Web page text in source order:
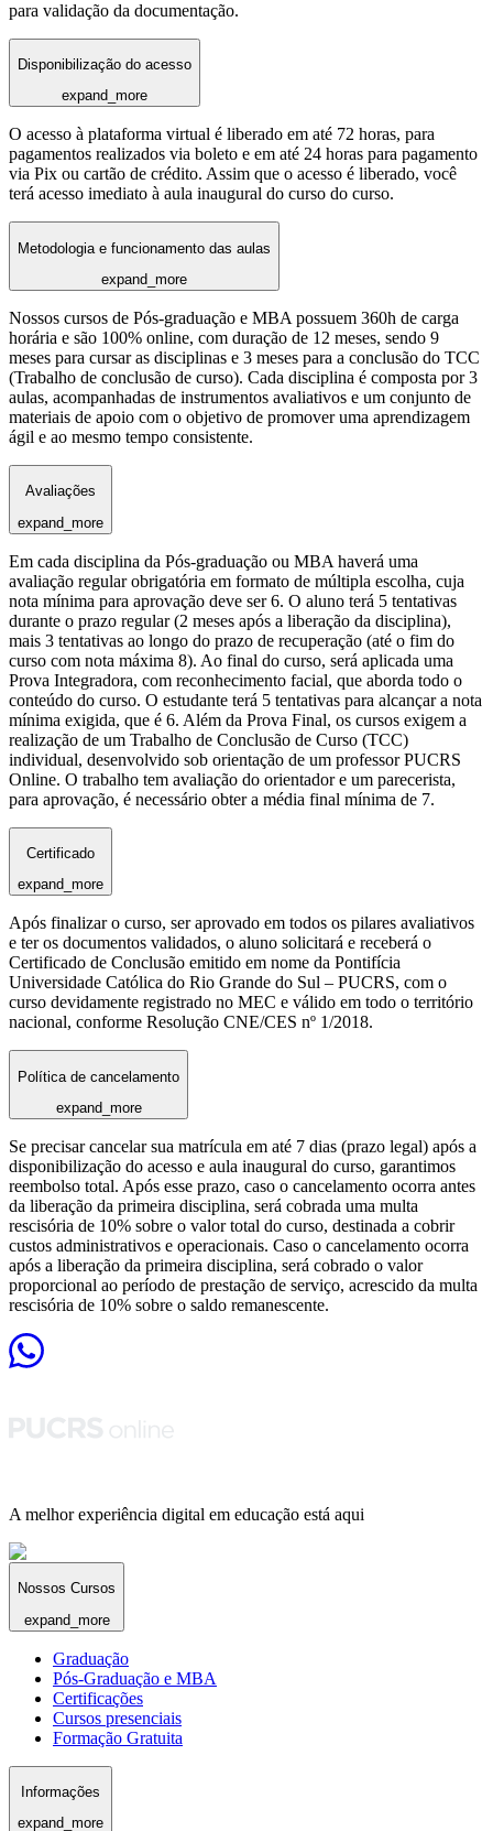
para validação da documentação.
Disponibilização do acesso
expand_more
O acesso à plataforma virtual é liberado em até 72 horas, para
pagamentos realizados via boleto e em até 24 horas para pagamento
via Pix ou cartão de crédito. Assim que o acesso é liberado, você
terá acesso imediato à aula inaugural do curso do curso.
Metodologia e funcionamento das aulas
expand_more
Nossos cursos de Pós-graduação e MBA possuem 360h de carga
horária e são 100% online, com duração de 12 meses, sendo 9
meses para cursar as disciplinas e 3 meses para a conclusão do TCC
(Trabalho de conclusão de curso). Cada disciplina é composta por 3
aulas, acompanhadas de instrumentos avaliativos e um conjunto de
materiais de apoio com o objetivo de promover uma aprendizagem
ágil e ao mesmo tempo consistente.
Avaliações
expand_more
Em cada disciplina da Pós-graduação ou MBA haverá uma
avaliação regular obrigatória em formato de múltipla escolha, cuja
nota mínima para aprovação deve ser 6. O aluno terá 5 tentativas
durante o prazo regular (2 meses após a liberação da disciplina),
mais 3 tentativas ao longo do prazo de recuperação (até o fim do
curso com nota máxima 8). Ao final do curso, será aplicada uma
Prova Integradora, com reconhecimento facial, que aborda todo o
conteúdo do curso. O estudante terá 5 tentativas para alcançar a nota
mínima exigida, que é 6. Além da Prova Final, os cursos exigem a
realização de um Trabalho de Conclusão de Curso (TCC)
individual, desenvolvido sob orientação de um professor PUCRS
Online. O trabalho tem avaliação do orientador e um parecerista,
para aprovação, é necessário obter a média final mínima de 7.
Certificado
expand_more
Após finalizar o curso, ser aprovado em todos os pilares avaliativos
e ter os documentos validados, o aluno solicitará e receberá o
Certificado de Conclusão emitido em nome da Pontifícia
Universidade Católica do Rio Grande do Sul – PUCRS, com o
curso devidamente registrado no MEC e válido em todo o território
nacional, conforme Resolução CNE/CES nº 1/2018.
Política de cancelamento
expand_more
Se precisar cancelar sua matrícula em até 7 dias (prazo legal) após a
disponibilização do acesso e aula inaugural do curso, garantimos
reembolso total. Após esse prazo, caso o cancelamento ocorra antes
da liberação da primeira disciplina, será cobrada uma multa
rescisória de 10% sobre o valor total do curso, destinada a cobrir
custos administrativos e operacionais. Caso o cancelamento ocorra
após a liberação da primeira disciplina, será cobrado o valor
proporcional ao período de prestação de serviço, acrescido da multa
rescisória de 10% sobre o saldo remanescente.
A melhor experiência digital em educação está aqui
Nossos Cursos
expand_more
Graduação
Pós-Graduação e MBA
Certificações
Cursos presenciais
Formação Gratuita
Informações
expand_more